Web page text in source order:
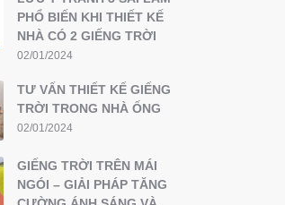
PHỔ BIẾN KHI THIẾT KẾ
NHÀ CÓ 2 GIẾNG TRỜI
02/01/2024
TƯ VẤN THIẾT KẾ GIẾNG
TRỜI TRONG NHÀ ỐNG
02/01/2024
GIẾNG TRỜI TRÊN MÁI
NGÓI – GIẢI PHÁP TĂNG